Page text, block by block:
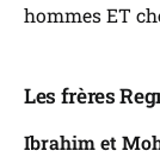
hommes ET
Les frères
Ibrahim et